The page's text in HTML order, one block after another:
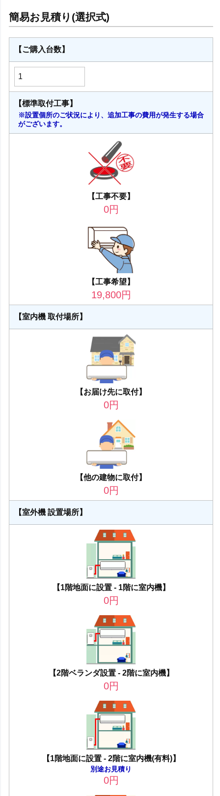
【ご購入台数】
【標準取付工事】
※設置個所のご状況により、追加工事の費用が発生する場合
がございます。
【工事不要】
0円
【工事希望】
19,800円
【室内機 取付場所】
【お届け先に取付】
0円
【他の建物に取付】
0円
【室外機 設置場所】
【1階地面に設置 - 1階に室内機】
0円
【2階ベランダ設置 - 2階に室内機】
0円
【1階地面に設置 - 2階に室内機(有料)】
別途お見積り
0円